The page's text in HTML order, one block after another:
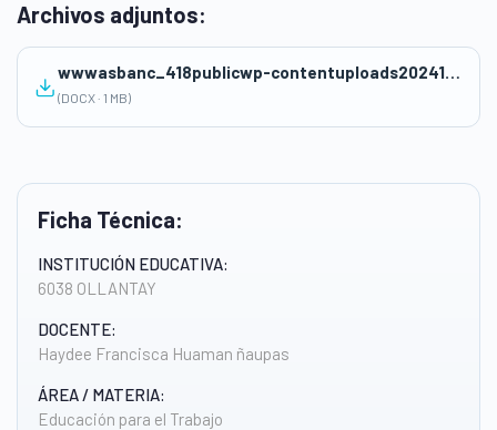
Ficha Técnica:
INSTITUCIÓN EDUCATIVA:
6038 OLLANTAY
DOCENTE:
Haydee Francisca Huaman ñaupas
ÁREA / MATERIA:
Educación para el Trabajo
Archivos adjuntos:
wwwasbanc_418publicwp-contentuploads202412SESION-DE-EDUCACION-FINANCIERA-N°1-copia-haydee-huaman.docx
(DOCX · 1 MB)